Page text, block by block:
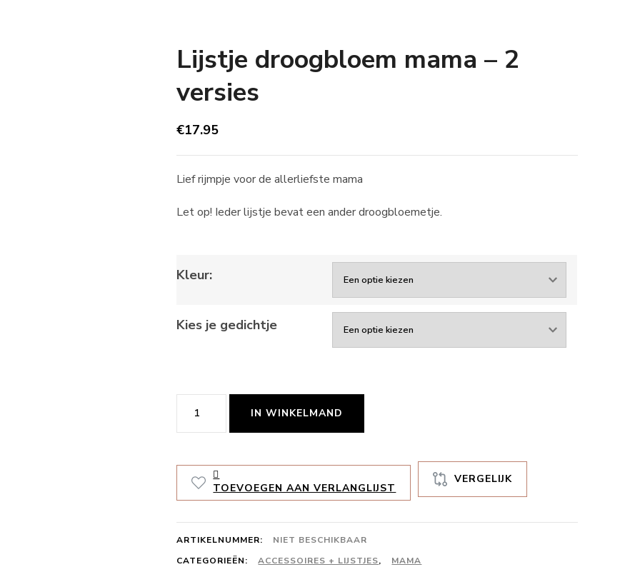
Lijstje droogbloem mama – 2
versies
€17.95
Lief rijmpje voor de allerliefste mama
Let op! Ieder lijstje bevat een ander droogbloemetje.
Kleur:
Kies je gedichtje
Lijstje
droogbloem
2
versies
aantal
IN WINKELMAND
TOEVOEGEN AAN VERLANGLIJST
VERGELIJK
ARTIKELNUMMER:
NIET BESCHIKBAAR
CATEGORIEËN:
ACCESSOIRES + LIJSTJES,
MAMA